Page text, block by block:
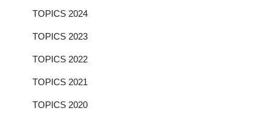
TOPICS 2024
TOPICS 2023
TOPICS 2022
TOPICS 2021
TOPICS 2020